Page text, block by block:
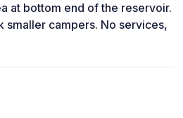
at bottom end of the reservoir.
smaller campers. No services,